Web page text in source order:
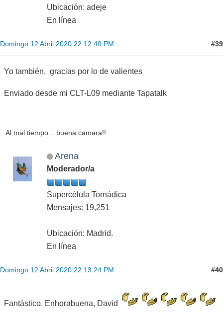
Ubicación: adeje
En línea
Domingo 12 Abril 2020 22:12:40 PM #39
Yo también, gracias por lo de valientes
Enviado desde mi CLT-L09 mediante Tapatalk
Al mal tiempo... buena camara!!
Arena
Moderador/a
Supercélula Tornádica
Mensajes: 19,251
Ubicación: Madrid.
En línea
Domingo 12 Abril 2020 22:13:24 PM #40
Fantástico. Enhorabuena, David